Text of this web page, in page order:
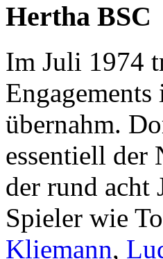
Hertha BSC
Im Juli 1974
übernahm.
essentiell
der rund acht
Spieler wie
Kliemann,